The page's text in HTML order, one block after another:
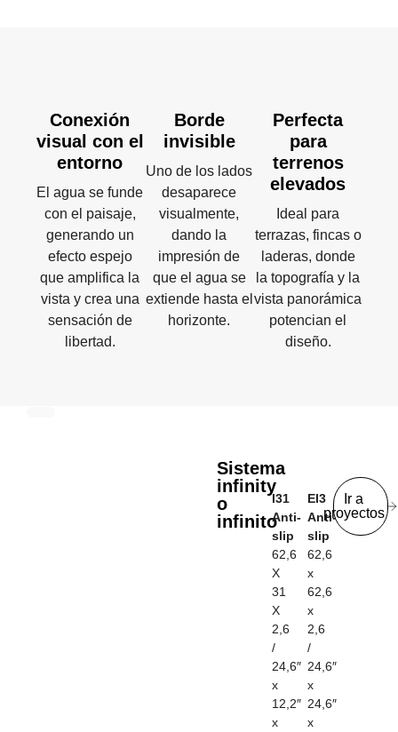
Conexión
visual con el
entorno
El agua se funde
con el paisaje,
generando un
efecto espejo
que amplifica la
vista y crea una
sensación de
libertad.
Borde
invisible
Uno de los lados
desaparece
visualmente,
dando la
impresión de
que el agua se
extiende hasta el
horizonte.
Perfecta
para
terrenos
elevados
Ideal para
terrazas, fincas o
laderas, donde
la topografía y la
vista panorámica
potencian el
diseño.
Sistema
infinity
o
infinito
I31
Anti-
slip
62,6
X
31
X
2,6
/
24,6″
x
12,2″
x
EI3
Anti-
slip
62,6
x
62,6
x
2,6
/
24,6″
x
24,6″
x
Ir a
proyectos